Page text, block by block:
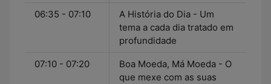
06:35 - 07:10
A História do Dia - Um
tema a cada dia tratado em
profundidade
07:10 - 07:20
Boa Moeda, Má Moeda - O
que mexe com as suas